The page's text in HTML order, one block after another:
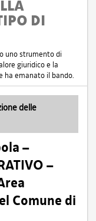
DI
uno strumento di
giuridico e la
ha emanato il bando.
delle
–
–
Comune di